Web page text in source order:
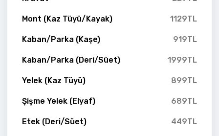
Mont (Kaz Tüyü/Kayak) 1129TL
Kaban/Parka (Kaşe) 919TL
Kaban/Parka (Deri/Süet) 1999TL
Yelek (Kaz Tüyü) 899TL
Şişme Yelek (Elyaf) 689TL
Etek (Deri/Süet) 449TL